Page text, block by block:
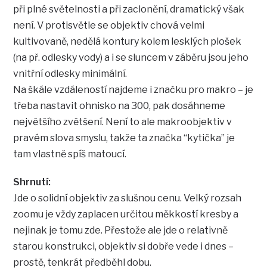
při plné světelnosti a při zaclonění, dramatický však
není. V protisvětle se objektiv chová velmi
kultivovaně, nedělá kontury kolem lesklých plošek
(na př. odlesky vody) a i se sluncem v záběru jsou jeho
vnitřní odlesky minimální.
Na škále vzdáleností najdeme i značku pro makro – je
třeba nastavit ohnisko na 300, pak dosáhneme
největšího zvětšení. Není to ale makroobjektiv v
pravém slova smyslu, takže ta značka “kytička” je
tam vlastně spíš matoucí.
Shrnutí:
Jde o solidní objektiv za slušnou cenu. Velký rozsah
zoomu je vždy zaplacen určitou měkkostí kresby a
nejinak je tomu zde. Přestože ale jde o relativně
starou konstrukci, objektiv si dobře vede i dnes –
prostě, tenkrát předběhl dobu.